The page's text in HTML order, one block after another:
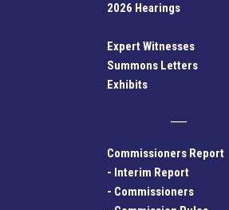
2026 Hearings
Expert Witnesses
Summons Letters
Exhibits
Commissioners Report
- Interim Report
- Commissioners